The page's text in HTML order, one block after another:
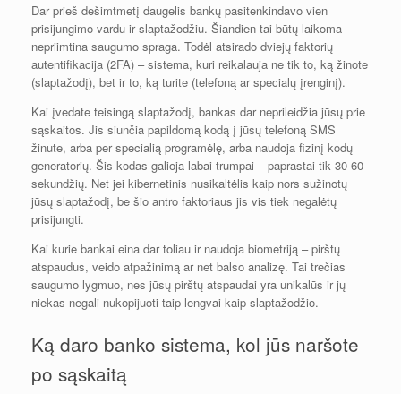
Dar prieš dešimtmetį daugelis bankų pasitenkindavo vien
prisijungimo vardu ir slaptažodžiu. Šiandien tai būtų laikoma
nepriimtina saugumo spraga. Todėl atsirado dviejų faktorių
autentifikacija (2FA) – sistema, kuri reikalauja ne tik to, ką žinote
(slaptažodį), bet ir to, ką turite (telefoną ar specialų įrenginį).
Kai įvedate teisingą slaptažodį, bankas dar neprileidžia jūsų prie
sąskaitos. Jis siunčia papildomą kodą į jūsų telefoną SMS
žinute, arba per specialią programėlę, arba naudoja fizinį kodų
generatorių. Šis kodas galioja labai trumpai – paprastai tik 30-60
sekundžių. Net jei kibernetinis nusikaltėlis kaip nors sužinotų
jūsų slaptažodį, be šio antro faktoriaus jis vis tiek negalėtų
prisijungti.
Kai kurie bankai eina dar toliau ir naudoja biometriją – pirštų
atspaudus, veido atpažinimą ar net balso analizę. Tai trečias
saugumo lygmuo, nes jūsų pirštų atspaudai yra unikalūs ir jų
niekas negali nukopijuoti taip lengvai kaip slaptažodžio.
Ką daro banko sistema, kol jūs naršote
po sąskaitą